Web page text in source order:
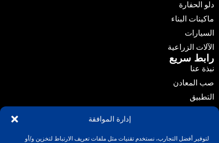
إدارة الموافقة
لتوفير أفضل التجارب، نستخدم تقنيات مثل ملفات تعريف الارتباط لتخزين و/أو
دلو الحفارة
ماكينات البناء
السيارات
الآلات الزراعية
رابط سريع
نبذة عنا
صب المعادن
التطبيق
اتصل بنا